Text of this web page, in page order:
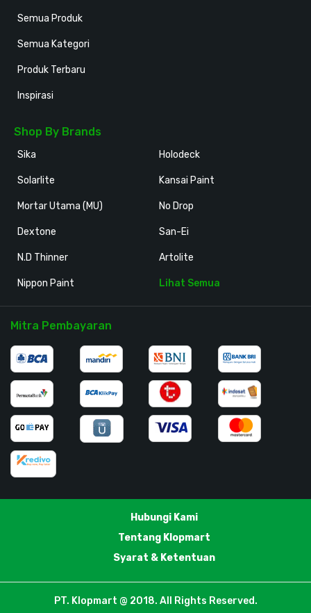
Semua Produk
Semua Kategori
Produk Terbaru
Inspirasi
Shop By Brands
Sika
Solarlite
Mortar Utama (MU)
Dextone
N.D Thinner
Nippon Paint
Holodeck
Kansai Paint
No Drop
San-Ei
Artolite
Lihat Semua
Mitra Pembayaran
Hubungi Kami
Tentang Klopmart
Syarat & Ketentuan
PT. Klopmart @ 2018. All Rights Reserved.